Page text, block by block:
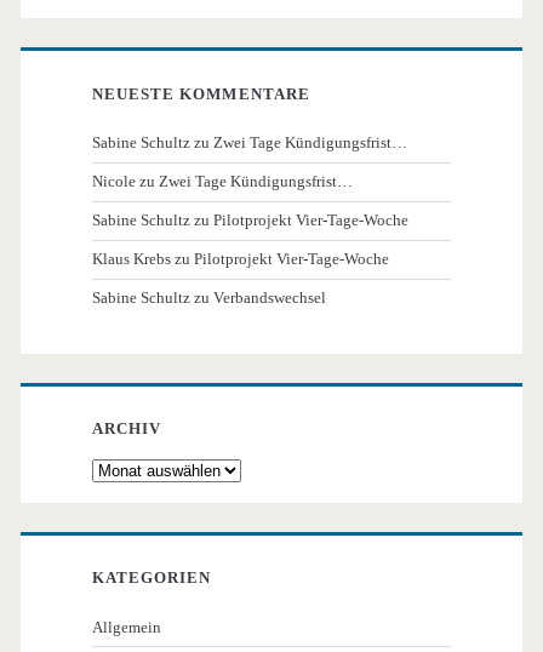
NEUESTE KOMMENTARE
Sabine Schultz zuZwei Tage Kündigungsfrist…
Nicole zuZwei Tage Kündigungsfrist…
Sabine Schultz zuPilotprojekt Vier-Tage-Woche
Klaus Krebs zuPilotprojekt Vier-Tage-Woche
Sabine Schultz zuVerbandswechsel
ARCHIV
Archiv
KATEGORIEN
Allgemein